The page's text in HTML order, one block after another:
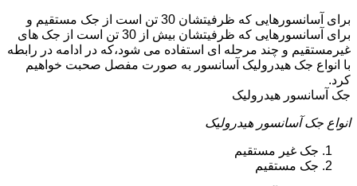
برای آسانسورهایی که ظرفیتشان 30 تن است از جک مستقیم و
برای آسانسورهایی که ظرفیتشان بیش از 30 تن است از جک های
غیرمستقیم و چند مرحله ای استفاده می شود،که در ادامه در رابطه
با انواع جک هیدرولیک آسانسور به صورت مفصل صحبت خواهیم
کرد.
جک آسانسور هیدرولیک
انواع جک آسانسور هیدرولیک
جک غیر مستقیم
جک مستقیم